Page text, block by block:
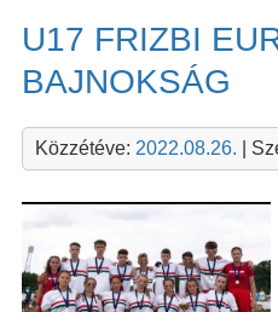
U17 FRIZBI
BAJNOKSÁG
Közzétéve: 2022.08.26. |